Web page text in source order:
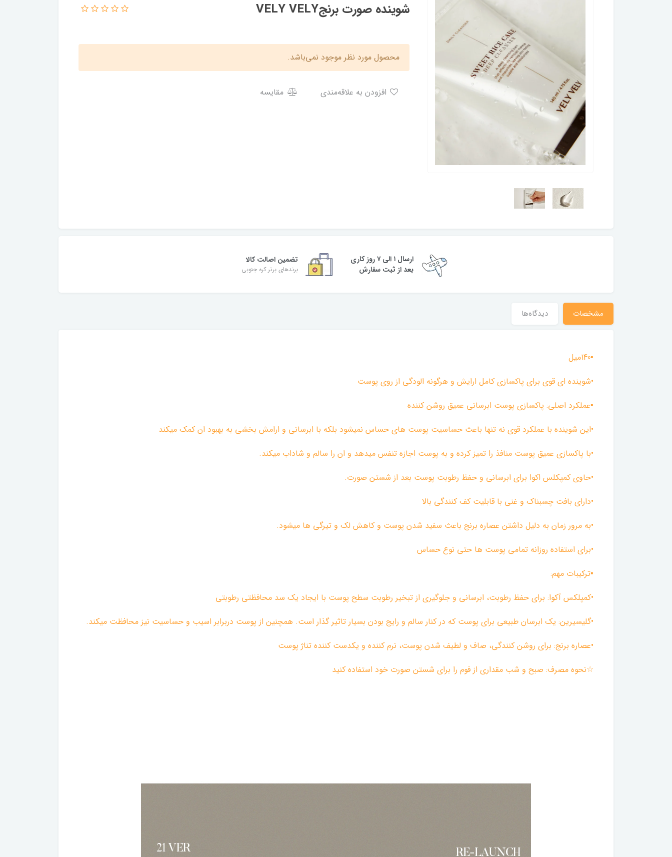
شوینده صورت برنجVELY VELY
محصول مورد نظر موجود نمی‌باشد.
مقایسه
ارسال ۱ الی ۷ روز کاری
بعد از ثبت سفارش
تضمین اصالت کالا
برندهای برتر کره جنوبی
مشخصات دیدگاه‌ها
▪︎140میل
•شوینده ای قوی برای پاکسازی کامل ارایش و هرگونه الودگی از روی پوست
▪︎عملکرد اصلی: پاکسازی پوست ابرسانی عمیق روشن کننده
•این شوینده با عملکرد قوی نه تنها باعث حساسیت پوست های حساس نمیشود بلکه با ابرسانی و ارامش بخشی به بهبود ان کمک میکند
•با پاکسازی عمیق پوست منافذ را تمیز کرده و به پوست اجازه تنفس میدهد و ان را سالم و شاداب میکند.
•حاوی کمپکلس اکوا برای ابرسانی و حفظ رطوبت پوست بعد از شستن صورت.
•دارای بافت چسبناک و غنی با قابلیت کف کنندگی بالا
•به مرور زمان به دلیل داشتن عصاره برنج باعث سفید شدن پوست و کاهش لک و تیرگی ها میشود.
•برای استفاده روزانه تمامی پوست ها حتی نوع حساس
▪︎ترکیبات مهم:
•کمپلکس آکوا: برای حفظ رطوبت، ابرسانی و جلوگیری از تبخیر رطوبت سطح پوست با ایجاد یک سد محافظتی رطوبتی
•گلیسیرین: یک ابرسان طبیعی برای پوست که در کنار سالم و رایج بودن بسیار تاثیر گذار است. همچنین از پوست دربرابر اسیب و حساسیت نیز محافظت میکند.
•عصاره برنج: برای روشن کنندگی، صاف و لطیف شدن پوست، نرم کننده و یکدست کننده تناژ پوست
☆نحوه مصرف: صبح و شب مقداری از فوم را برای شستن صورت خود استفاده کنید